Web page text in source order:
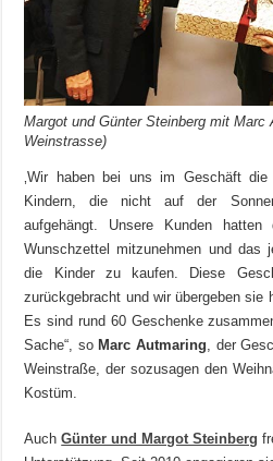
Margot und Günter Steinberg mit Marc
Weinstrasse)
‚Wir haben bei uns im Geschäft
Kindern, die nicht auf der
aufgehängt. Unsere Kunden
Wunschzettel mitzunehmen und das
die Kinder zu kaufen. Diese
zurückgebracht und wir übergeben sie
Es sind rund 60 Geschenke
Sache“, so Marc Autmaring, der
Weinstraße, der sozusagen den
Kostüm.
AuchGünter und Margot Steinberg